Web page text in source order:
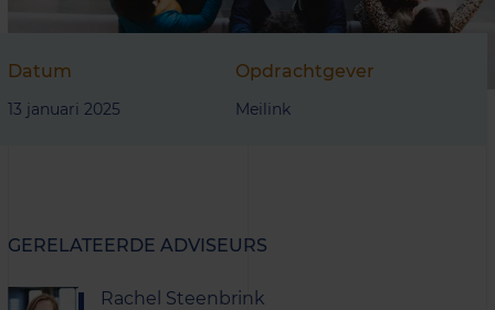
Datum
13 januari 2025
Opdrachtgever
Meilink
GERELATEERDE ADVISEURS
Rachel Steenbrink